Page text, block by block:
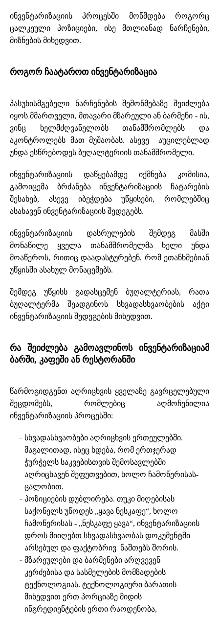
ინვენტარიზაციის პროცესში მოწმდება როგორც
ცალკეული პოზიციები, ისე მთლიანად ნარჩენები,
მიზნების მიხედვით.
როგორ ჩაატაროთ ინვენტარიზაცია
პასუხისმგებელი ნარჩენების შემოწმებაზე შეიძლება
იყოს მმართველი, მთავარი მზარეული ან ბარმენი - ის,
ვინც ხელმძღვანელობს თანამშრომლებს და
აკონტროლებს მათ მუშაობას. ასევე აუცილებლად
უნდა ესწრებოდეს ბუღალტერიის თანამშრომელი.
ინვენტარიზაციის დაწყებამდე იქმნება კომისია,
გამოიცემა ბრძანება ინვენტარიზაციის ჩატარების
შესახებ, ასევე იბეჭდება უწყისები, რომლებშიც
ასახავენ ინვენტარიზაციის შედეგებს.
ინვენტარიზაციის დასრულების შემდეგ მასში
მონაწილე ყველა თანამშრომელმა ხელი უნდა
მოაწეროს, რითიც დაადასტურებენ, რომ ეთანხმებიან
უწყისში ასახულ მონაცემებს.
შემდეგ უწყისს გადასცემენ ბუღალტერიას, რათა
ბუღალტერმა შეადგინოს სხვადასხვაობების აქტი
ინვენტარიზაციის შედეგების მიხედვით.
რა შეიძლება გამოავლინოს ინვენტარიზაციამ
ბარში, კაფეში ან რესტორანში
წარმოგიდგენთ აღრიცხვის ყველაზე გავრცელებული
შეცდომებს, რომლებიც აღმოჩენილია
ინვენტარიზაციის პროცესში:
სხვადასხვაობები აღრიცხვის ერთეულებში.
მაგალითად, ისეც ხდება, რომ ერთჯერად
ჭურჭელს საკვებისთვის შემოსავლებში
აღრიცხავენ შეფუთვებით, ხოლო ჩამოწერისას-
ცალობით.
პოზიციების დუბლირება. თუკი მიღებისას
საქონელს უწოდეს „ყავა ნესკაფე“, ხოლო
ჩამოწერისას - „ნესკაფე ყავა“, ინვენტარიზაციის
დროს მიიღებთ სხვადასხვაობას დოკუმენტში
არსებულ და ფაქტობრივ ნაშთებს შორის.
მზარეულები და ბარმენები არღვევენ
კერძებისა და სასმელების მომზადების
ტექნოლოგიას. ტექნოლოგიური ბარათის
მიხედვით ერთ პორციაზე მიდის
ინგრედიენტების ერთი რაოდენობა,